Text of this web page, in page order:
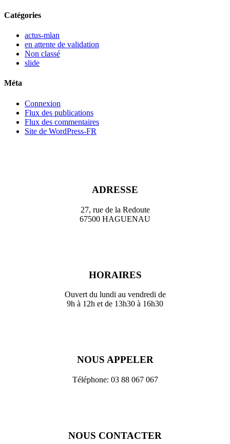
Catégories
actus-mlan
en attente de validation
Non classé
slide
Méta
Connexion
Flux des publications
Flux des commentaires
Site de WordPress-FR
ADRESSE
27, rue de la Redoute
67500 HAGUENAU
HORAIRES
Ouvert du lundi au vendredi de
9h à 12h et de 13h30 à 16h30
NOUS APPELER
Téléphone: 03 88 067 067
NOUS CONTACTER